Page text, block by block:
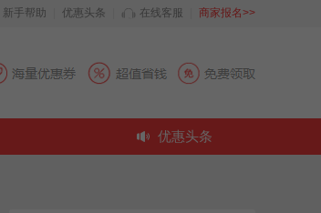
新手帮助 优惠头条 在线客服 商家报名>>
优惠头条